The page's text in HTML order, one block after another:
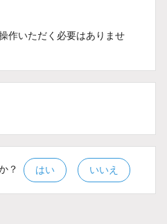
作いただく必要はありませ
？ はい いいえ